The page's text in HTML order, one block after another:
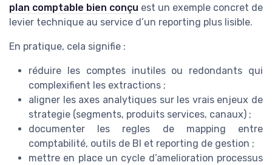
plan comptable bien conçu est un exemple concret de
levier technique au service d’un reporting plus lisible.
En pratique, cela signifie :
réduire les comptes inutiles ou redondants qui
complexifient les extractions ;
aligner les axes analytiques sur les vrais enjeux de
strategie (segments, produits services, canaux) ;
documenter les regles de mapping entre
comptabilité, outils de BI et reporting de gestion ;
mettre en place un cycle d’amelioration processus